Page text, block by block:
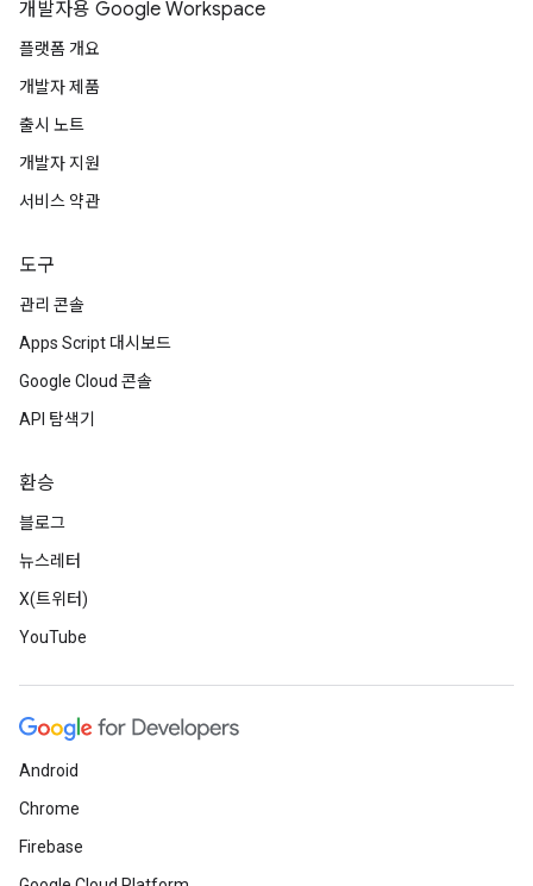
개발자용 Google Workspace
플랫폼 개요
개발자 제품
출시 노트
개발자 지원
서비스 약관
도구
관리 콘솔
Apps Script 대시보드
Google Cloud 콘솔
API 탐색기
환승
블로그
뉴스레터
X(트위터)
YouTube
Android
Chrome
Firebase